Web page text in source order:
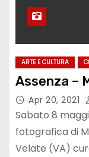
ARTE E CULTURA
Assenza –
Apr 20, 2021
Sabato 8
fotografica di
Velate (VA)